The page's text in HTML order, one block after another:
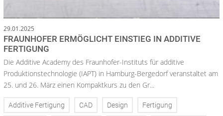
29.01.2025
FRAUNHOFER ERMÖGLICHT EINSTIEG IN ADDITIVE
FERTIGUNG
Die Additive Academy des Fraunhofer-Instituts für additive
Produktionstechnologie (IAPT) in Hamburg-Bergedorf veranstaltet am
25. und 26. März einen Kompaktkurs zu den Gr...
Additive Fertigung CAD Design Fertigung